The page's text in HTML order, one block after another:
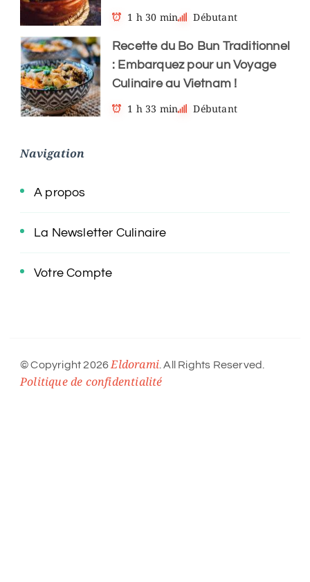
1 h 30 min
Débutant
Recette du Bo Bun Traditionnel
: Embarquez pour un Voyage
Culinaire au Vietnam !
1 h 33 min
Débutant
Navigation
A propos
La Newsletter Culinaire
Votre Compte
© Copyright 2026 Eldorami . All Rights Reserved.
Politique de confidentialité